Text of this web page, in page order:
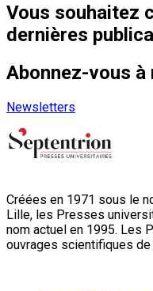
Vous souhaitez
dernières
Abonnez-vous
Newsletters
Créées en 1971 sous le
Lille, les Presses
nom actuel en 1995. Les
ouvrages scientifiques de